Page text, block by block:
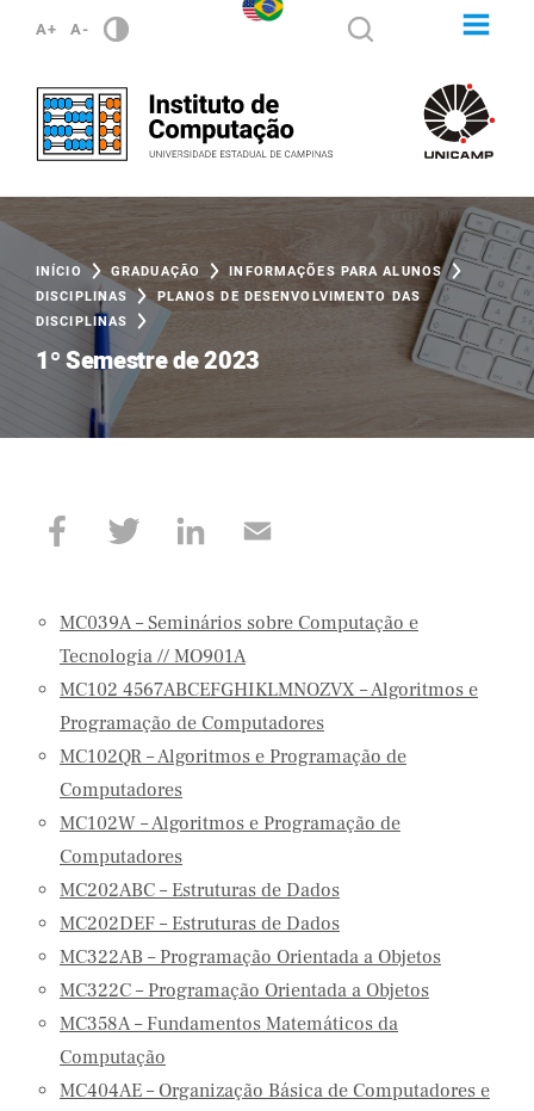
A+ A-
INÍCIO GRADUAÇÃO
INFORMAÇÕES PARA ALUNOS
DISCIPLINAS
PLANOS DE DESENVOLVIMENTO DAS
DISCIPLINAS
1º Semestre de 2023
MC039A – Seminários sobre Computação e
Tecnologia // MO901A
MC102 4567ABCEFGHIKLMNOZVX – Algoritmos e
Programação de Computadores
MC102QR – Algoritmos e Programação de
Computadores
MC102W – Algoritmos e Programação de
Computadores
MC202ABC – Estruturas de Dados
MC202DEF – Estruturas de Dados
MC322AB – Programação Orientada a Objetos
MC322C – Programação Orientada a Objetos
MC358A – Fundamentos Matemáticos da
Computação
MC404AE – Organização Básica de Computadores e